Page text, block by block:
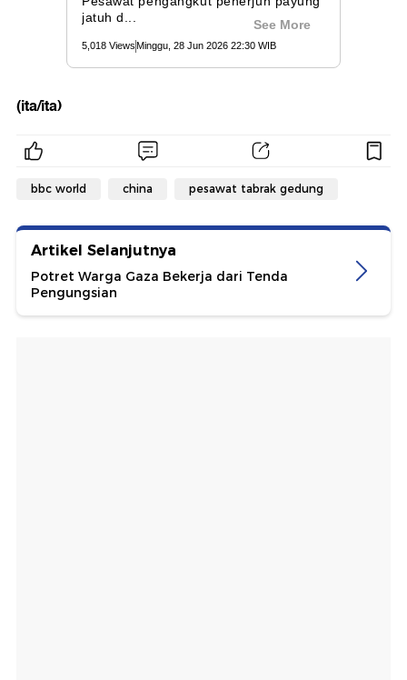
(ita/ita)
bbc world china pesawat tabrak gedung
Artikel Selanjutnya
Potret Warga Gaza Bekerja dari Tenda
Pengungsian